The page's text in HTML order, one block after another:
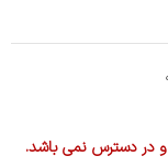
در دسترس نمی باشد.